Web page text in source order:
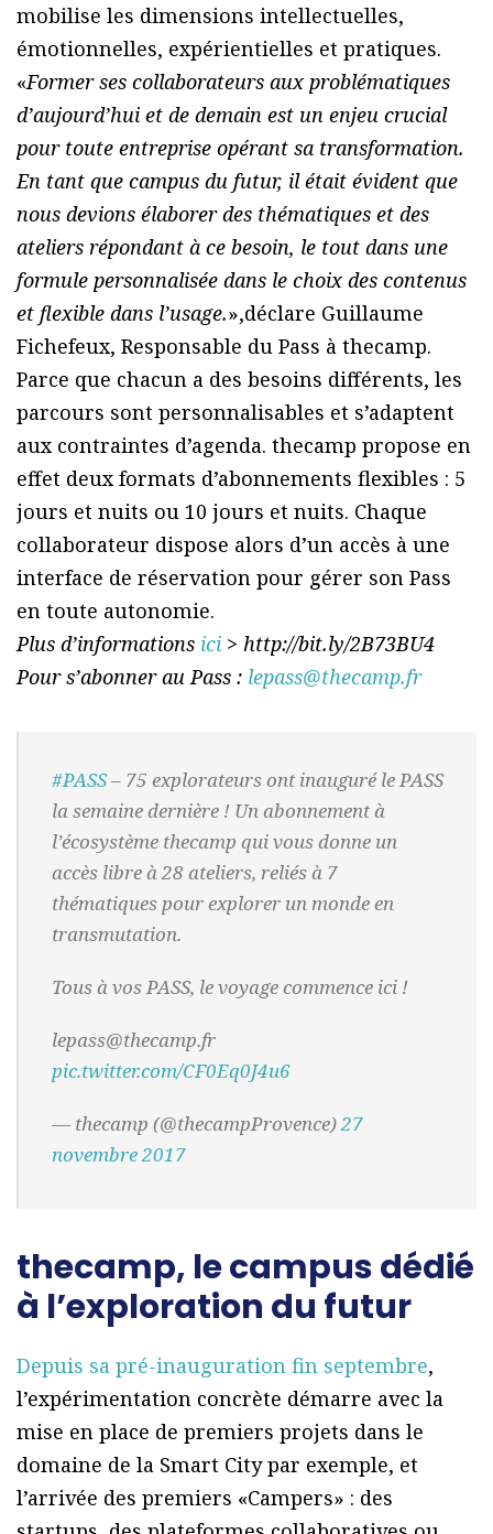
mobilise les dimensions intellectuelles,
émotionnelles, expérientielles et pratiques.
«Former ses collaborateurs aux problématiques
d’aujourd’hui et de demain est un enjeu crucial
pour toute entreprise opérant sa transformation.
En tant que campus du futur, il était évident que
nous devions élaborer des thématiques et des
ateliers répondant à ce besoin, le tout dans une
formule personnalisée dans le choix des contenus
et flexible dans l’usage.»,déclare Guillaume
Fichefeux, Responsable du Pass à thecamp.
Parce que chacun a des besoins différents, les
parcours sont personnalisables et s’adaptent
aux contraintes d’agenda. thecamp propose en
effet deux formats d’abonnements flexibles : 5
jours et nuits ou 10 jours et nuits. Chaque
collaborateur dispose alors d’un accès à une
interface de réservation pour gérer son Pass
en toute autonomie.
Plus d’informations ici > http://bit.ly/2B73BU4
Pour s’abonner au Pass : lepass@thecamp.fr
#PASS– 75 explorateurs ont inauguré le PASS
la semaine dernière ! Un abonnement à
l’écosystème thecamp qui vous donne un
accès libre à 28 ateliers, reliés à 7
thématiques pour explorer un monde en
transmutation.
Tous à vos PASS, le voyage commence ici !
lepass@thecamp.fr
pic.twitter.com/CF0Eq0J4u6
— thecamp (@thecampProvence)27
novembre 2017
thecamp, le campus dédié
à l’exploration du futur
Depuis sa pré-inauguration fin septembre,
l’expérimentation concrète démarre avec la
mise en place de premiers projets dans le
domaine de la Smart City par exemple, et
l’arrivée des premiers «Campers» : des